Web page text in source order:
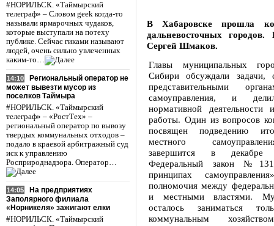
#НОРИЛЬСК. «Таймырский
телеграф» – Словом geek когда-то
называли ярмарочных чудаков,
которые выступали на потеху
публике. Сейчас гиками называют
людей, очень сильно увлеченных
каким-то…
14:10
Региональный оператор не
может вывезти мусор из
поселков Таймыра
#НОРИЛЬСК. «Таймырский
телеграф» – «РостТех» –
региональный оператор по вывозу
твердых коммунальных отходов –
подало в краевой арбитражный суд
иск к управлению
Росприроднадзора. Оператор…
14:05
На предприятиях
Заполярного филиала
«Норникеля» зажигают елки
#НОРИЛЬСК. «Таймырский
В Хабаровске прошла
дальневосточных
Сергей Шмаков.
Главы муниципальных
Сибири обсуждали задачи,
представительными
самоуправления, и
нормативной деятельности
работы. Один из вопросов
посвящен подведению
местного
завершится в декабре
Федеральный закон
принципах
полномочия между
и местными властями.
осталось заниматься
коммунальным